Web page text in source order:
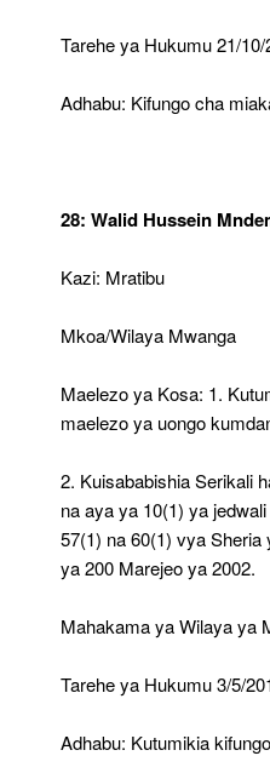
Tarehe ya Hukumu 21/10/
Adhabu: Kifungo cha
28: Walid Hussein
Kazi: Mratibu
Mkoa/Wilaya Mwanga
Maelezo ya Kosa: 1.
maelezo ya uongo
2. Kuisababishia Serikali
na aya ya 10(1) ya
57(1) na 60(1) vya
ya 200 Marejeo ya 2002.
Mahakama ya Wilaya ya
Tarehe ya Hukumu 3/5/
Adhabu: Kutumikia